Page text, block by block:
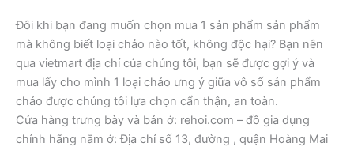
Đôi khi bạn đang muốn chọn mua 1 sản phẩm sản phẩm
mà không biết loại chảo nào tốt, không độc hại? Bạn nên
qua vietmart địa chỉ của chúng tôi, bạn sẽ được gợi ý và
mua lấy cho mình 1 loại chảo ưng ý giữa vô số sản phẩm
chảo được chúng tôi lựa chọn cẩn thận, an toàn.
Cửa hàng trưng bày và bán ở: rehoi.com – đồ gia dụng
chính hãng nằm ở: Địa chỉ số 13, đường , quận Hoàng Mai